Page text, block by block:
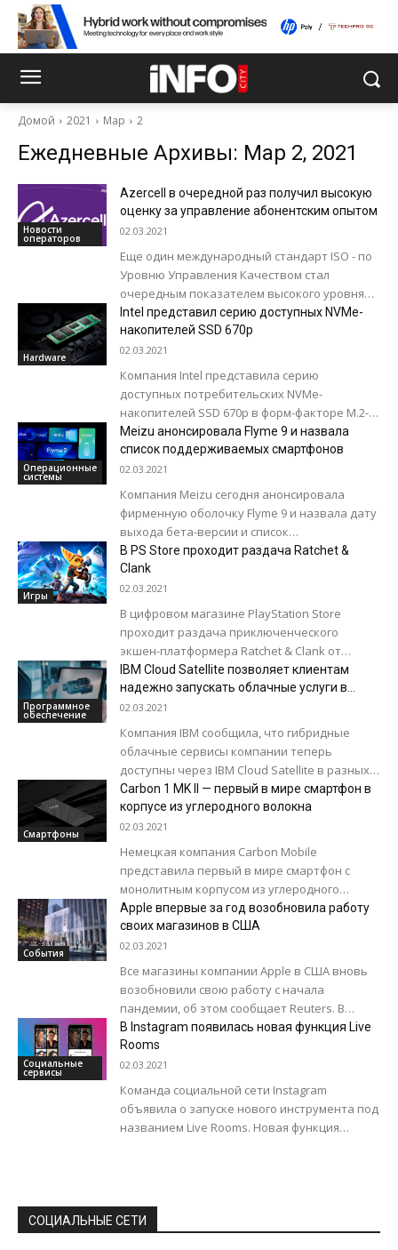
Домой 2021 Мар 2
Ежедневные Архивы: Мар 2, 2021
Новости
операторов
Azercell в очередной раз получил высокую
оценку за управление абонентским опытом
02.03.2021
Еще один международный стандарт ISO - по
Уровню Управления Качеством стал
очередным показателем высокого уровня
обслуживания, предоставляемого
лидирующим оператором мобильной связи
Hardware
Intel представил серию доступных NVMe-
накопителей SSD 670p
02.03.2021
Компания Intel представила серию
доступных потребительских NVMe-
накопителей SSD 670p в форм-факторе M.2-
2280 для интерфейса PCI-Express 3.0 x4.
Новинки представлены в объемах 512 Gb, 1...
Операционные
системы
Meizu анонсировала Flyme 9 и назвала
список поддерживаемых смартфонов
02.03.2021
Компания Meizu сегодня анонсировала
фирменную оболочку Flyme 9 и назвала дату
выхода бета-версии и список
поддерживаемых смартфонов. В Flyme 9
доработали общий интерфейс, переделали
значки,...
Игры
В PS Store проходит раздача Ratchet &
Clank
02.03.2021
В цифровом магазине PlayStation Store
проходит раздача приключенческого
экшен-платформера Ratchet & Clank от
студии Insomniac Games. Проект был
выпущен в 2016 году эксклюзивно для...
Программное
обеспечение
IBM Cloud Satellite позволяет клиентам
надежно запускать облачные услуги в
любой среде и на периферийных узлах
02.03.2021
Компания IBM сообщила, что гибридные
облачные сервисы компании теперь
доступны через IBM Cloud Satellite в разных
средах: в любом облаке, локально или на
периферийных...
Смартфоны
Carbon 1 MK II — первый в мире смартфон в
корпусе из углеродного волокна
02.03.2021
Немецкая компания Carbon Mobile
представила первый в мире смартфон с
монолитным корпусом из углеродного
волокна, который получил название Carbon
1 MK II. Новинка не...
События
Apple впервые за год возобновила работу
своих магазинов в США
02.03.2021
Все магазины компании Apple в США вновь
возобновили свою работу с начала
пандемии, об этом сообщает Reuters. В
течение последнего года большинство из
них...
Социальные
сервисы
В Instagram появилась новая функция Live
Rooms
02.03.2021
Команда социальной сети Instagram
объявила о запуске нового инструмента под
названием Live Rooms. Новая функция
СОЦИАЛЬНЫЕ СЕТИ